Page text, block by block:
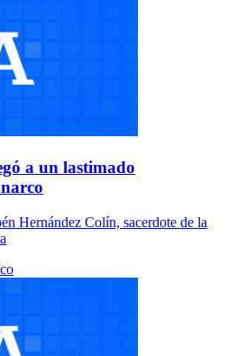
a un lastimado
Hernández Colín, sacerdote de la